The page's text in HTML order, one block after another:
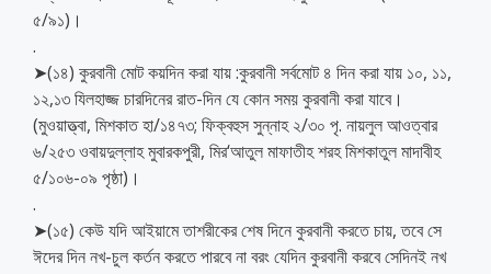
৫/৯১)।
.
➤(১৪) কুরবানী মোট কয়দিন করা যায় :কুরবানী সর্বমোট ৪ দিন করা যায় ১০, ১১,
১২,১৩ যিলহাজ্জ চারদিনের রাত-দিন যে কোন সময় কুরবানী করা যাবে।
(মুওয়াত্ত্বা, মিশকাত হা/১৪৭৩; ফিক্বহুস সুন্নাহ ২/৩০ পৃ. নায়লুল আওত্বার
৬/২৫৩ ওবায়দুল্লাহ মুবারকপুরী, মির‘আতুল মাফাতীহ শরহ মিশকাতুল মাদাবীহ
৫/১০৬-০৯ পৃষ্ঠা)।
.
➤(১৫) কেউ যদি আইয়ামে তাশরীকের শেষ দিনে কুরবানী করতে চায়, তবে সে
ঈদের দিন নখ-চুল কর্তন করতে পারবে না বরং যেদিন কুরবানী করবে সেদিনই নখ